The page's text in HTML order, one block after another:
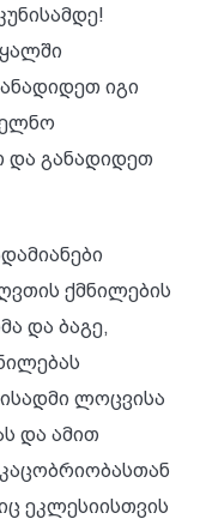
იგი
განადიდეთ
ქმნილების
და ბაგე,
ლოცვისა
და ამით
ეკლესიისთვის